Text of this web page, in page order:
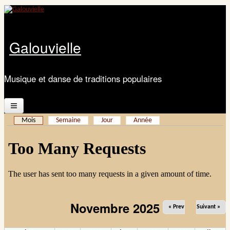
Aller au contenu principal
Galouvielle
Musique et danse de traditions populaires
Accueil
Présentation
Calendrier
Les ateliers
Mois (onglet actif)
Semaine Jour Année
Novembre 2025 « Prev Suivant »